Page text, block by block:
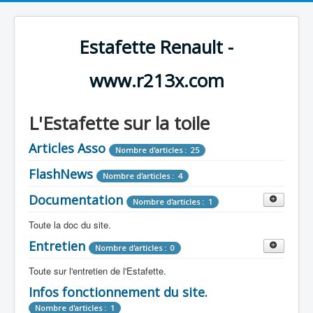
Estafette Renault -
www.r213x.com
L'Estafette sur la toile
Articles Asso Nombre d'articles : 25
FlashNews Nombre d'articles : 4
Documentation Nombre d'articles : 1
Toute la doc du site.
Revue de Presse Nombre d'articles : 9
Tous les articles que l'on a vu sur l'estafette !
Camping Car Nombre d'articles : 3
Entretien Nombre d'articles : 0
Toute sur l'entretien de l'Estafette.
Mécanique Nombre d'articles : 0
Infos fonctionnement du site.
Nombre d'articles : 1